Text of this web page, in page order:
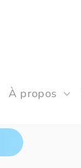
À propos